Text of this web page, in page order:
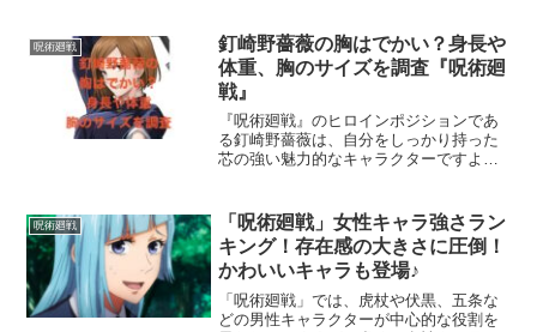
か？しかし、式神「魔虚羅（まこら）」
が五条の術式に適...
呪術廻戦
釘崎野薔薇の胸はでかい？身長や
体重、胸のサイズを調査『呪術廻
戦』
『呪術廻戦』のヒロインポジションであ
る釘崎野薔薇は、自分をしっかり持った
芯の強い魅力的なキャラクターですよ
こで今回は、釘崎の気になる身長や体重
を推測したいと思います！か...
呪術廻戦
「呪術廻戦」女性キャラ強さラン
キング！存在感の大きさに圧倒！
かわいいキャラも登場♪
「呪術廻戦」では、虎杖や伏黒、五条な
どの男性キャラクターが中心的な役割を